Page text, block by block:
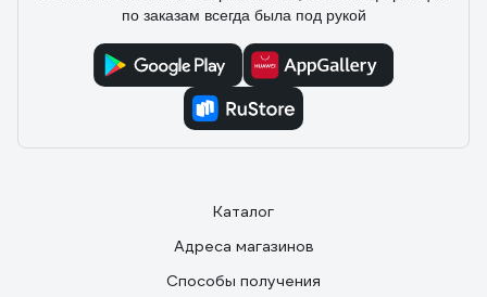
по заказам всегда была под рукой
Каталог
Адреса магазинов
Способы получения